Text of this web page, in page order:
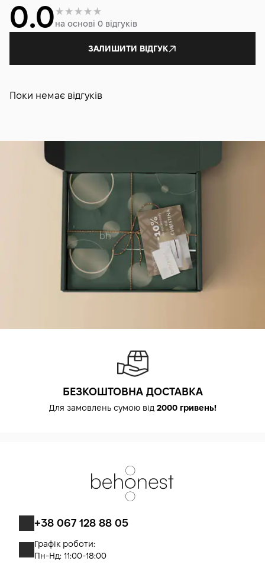
0.0на основі 0 відгуків
ЗАЛИШИТИ ВІДГУК
Поки немає відгуків
БЕЗКОШТОВНА ДОСТАВКА
Для замовлень сумою від 2000 гривень!
+38 067 128 88 05
Графік роботи:
Пн-Нд: 11:00-18:00